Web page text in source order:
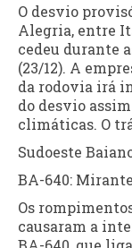
O desvio
Alegria, entre
cedeu durante
(23/12). A
da rodovia irá
do desvio
climáticas. O
Sudoeste
BA-640:
Os
causaram a